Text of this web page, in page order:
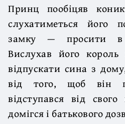
Принц пообіцяв
слухатиметься його
замку — просити в
Вислухав його
відпускати сина з
від того, щоб він
відступався від
домігся і батькового